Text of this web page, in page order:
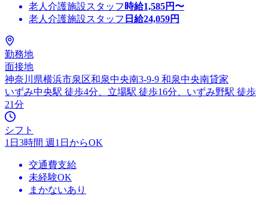
老人介護施設スタッフ 時給1,585円〜
老人介護施設スタッフ 日給24,059円
勤務地
面接地
神奈川県横浜市泉区和泉中央南3-9-9 和泉中央南貸家
いずみ中央駅 徒歩4分、立場駅 徒歩16分、いずみ野駅 徒歩
21分
シフト
1日3時間 週1日からOK
交通費支給
未経験OK
まかないあり